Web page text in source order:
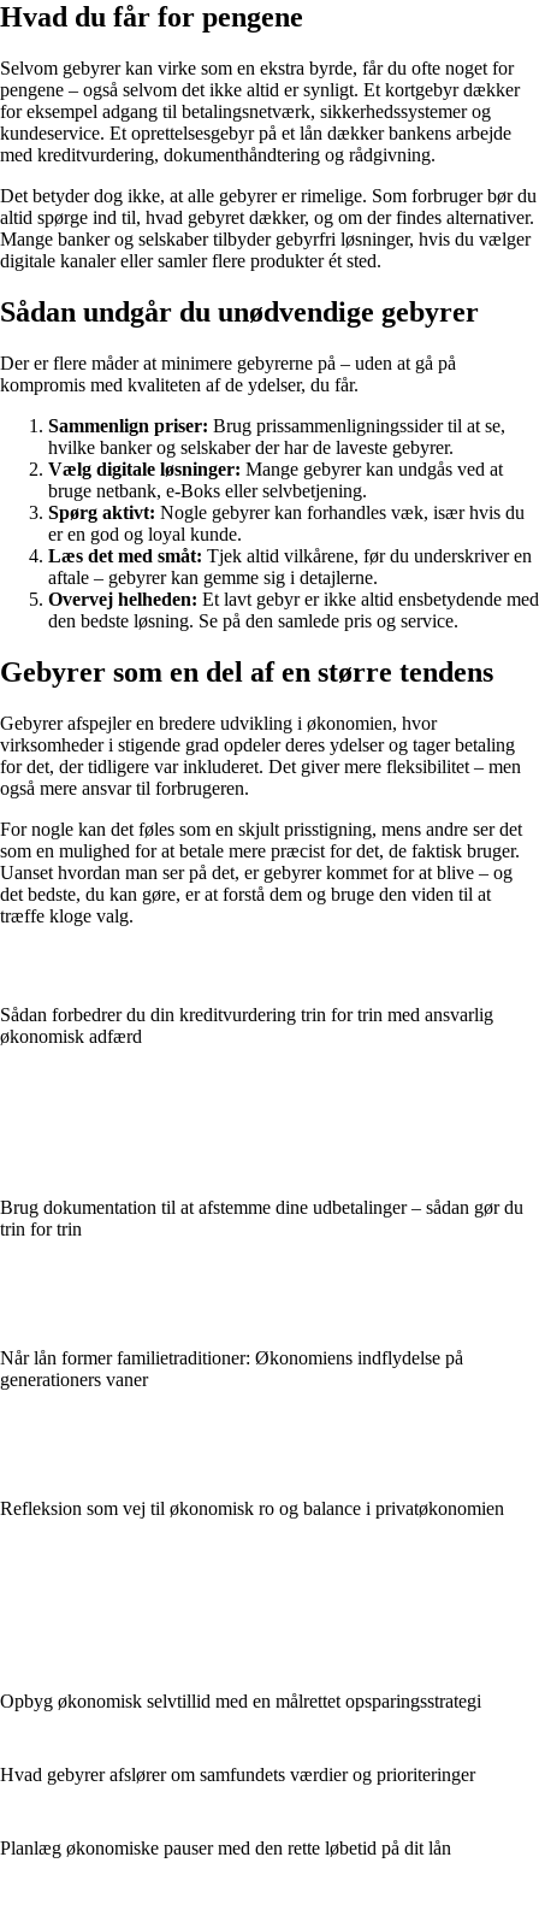
Hvad du får for pengene
Selvom gebyrer kan virke som en ekstra byrde, får du ofte noget for
pengene – også selvom det ikke altid er synligt. Et kortgebyr dækker
for eksempel adgang til betalingsnetværk, sikkerhedssystemer og
kundeservice. Et oprettelsesgebyr på et lån dækker bankens arbejde
med kreditvurdering, dokumenthåndtering og rådgivning.
Det betyder dog ikke, at alle gebyrer er rimelige. Som forbruger bør du
altid spørge ind til, hvad gebyret dækker, og om der findes alternativer.
Mange banker og selskaber tilbyder gebyrfri løsninger, hvis du vælger
digitale kanaler eller samler flere produkter ét sted.
Sådan undgår du unødvendige gebyrer
Der er flere måder at minimere gebyrerne på – uden at gå på
kompromis med kvaliteten af de ydelser, du får.
Sammenlign priser: Brug prissammenligningssider til at se,
hvilke banker og selskaber der har de laveste gebyrer.
Vælg digitale løsninger: Mange gebyrer kan undgås ved at
bruge netbank, e-Boks eller selvbetjening.
Spørg aktivt: Nogle gebyrer kan forhandles væk, især hvis du
er en god og loyal kunde.
Læs det med småt: Tjek altid vilkårene, før du underskriver en
aftale – gebyrer kan gemme sig i detajlerne.
Overvej helheden: Et lavt gebyr er ikke altid ensbetydende med
den bedste løsning. Se på den samlede pris og service.
Gebyrer som en del af en større tendens
Gebyrer afspejler en bredere udvikling i økonomien, hvor
virksomheder i stigende grad opdeler deres ydelser og tager betaling
for det, der tidligere var inkluderet. Det giver mere fleksibilitet – men
også mere ansvar til forbrugeren.
For nogle kan det føles som en skjult prisstigning, mens andre ser det
som en mulighed for at betale mere præcist for det, de faktisk bruger.
Uanset hvordan man ser på det, er gebyrer kommet for at blive – og
det bedste, du kan gøre, er at forstå dem og bruge den viden til at
træffe kloge valg.
Sådan forbedrer du din kreditvurdering trin for trin med ansvarlig
økonomisk adfærd
Brug dokumentation til at afstemme dine udbetalinger – sådan gør du
trin for trin
Når lån former familietraditioner: Økonomiens indflydelse på
generationers vaner
Refleksion som vej til økonomisk ro og balance i privatøkonomien
Opbyg økonomisk selvtillid med en målrettet opsparingsstrategi
Hvad gebyrer afslører om samfundets værdier og prioriteringer
Planlæg økonomiske pauser med den rette løbetid på dit lån